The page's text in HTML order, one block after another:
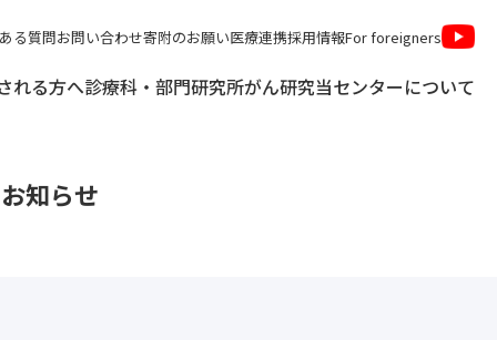
る質問お問い合わせ寄附のお願い医療連携採用情報For foreigners
れる方へ診療科・部門研究所がん研究当センターについて
お知らせ